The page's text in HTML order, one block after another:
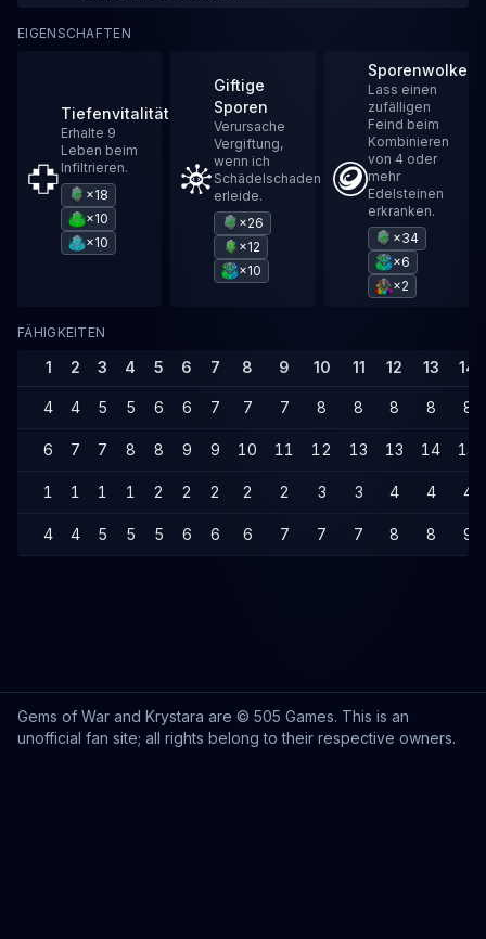
EIGENSCHAFTEN
Tiefenvitalität
Erhalte 9
Leben beim
Infiltrieren.
×18
×10
×10
Giftige
Sporen
Verursache
Vergiftung,
wenn ich
Schädelschaden
erleide.
×26
×12
×10
Sporenwolke
Lass einen
zufälligen
Feind beim
Kombinieren
von 4 oder
mehr
Edelsteinen
erkranken.
×34
×6
×2
FÄHIGKEITEN
1 2 3 4 5 6 7 8 9 10 11 12 13 14
4 4 5 5 6 6 7 7 7 8 8 8 8 8
6 7 7 8 8 9 9 10 11 12 13 13 14 14
1 1 1 1 2 2 2 2 2 3 3 4 4 4
4 4 5 5 5 6 6 6 7 7 7 8 8 9
Gems of War and Krystara are © 505 Games. This is an
unofficial fan site; all rights belong to their respective owners.